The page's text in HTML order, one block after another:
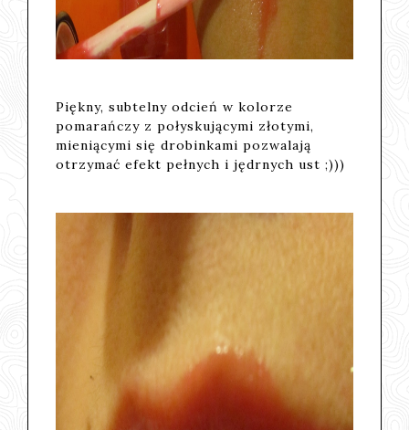
Piękny, subtelny odcień w kolorze
pomarańczy z połyskującymi złotymi,
mieniącymi się drobinkami pozwalają
otrzymać efekt pełnych i jędrnych ust ;)))